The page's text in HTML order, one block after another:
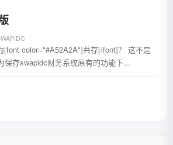
[font color="#A52A2A"]共存[/font]？ 这不是
保存swapidc财务系统原有的功能下...